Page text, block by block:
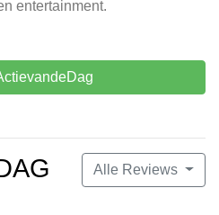
entertainment.
Alle Reviews